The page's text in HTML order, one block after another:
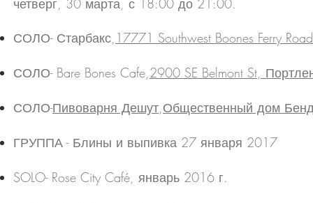
четверг, 30 марта, с 18:00 до 21:00.
СОЛО- Старбакс, 17771 Southwest Boones Ferry
СОЛО- Bare Bones Cafe,2900 SE Belmont St,
СОЛО-Пивоварня Дешут,Общественный дом
ГРУППА - Блины и выпивка 27 января 2017
SOLO- Rose City Café, январь 2016 г.